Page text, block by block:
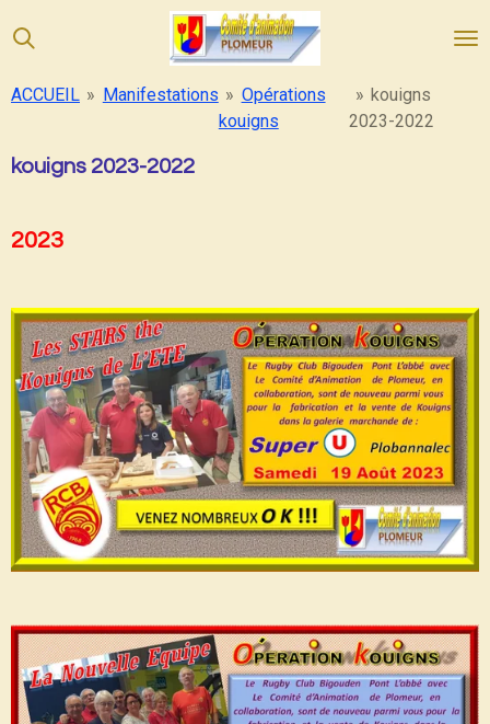
au
principal
ACCUEIL » Manifestations » Opérations
kouigns
» kouigns
2023-2022
kouigns 2023-2022
2023